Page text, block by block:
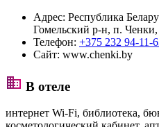
Адрес: Республика
Гомельский р-н, п. Ченки,
Телефон: +375 232 94-11-
Сайт: www.chenki.by
В отеле
интернет Wi-Fi, библиотека,